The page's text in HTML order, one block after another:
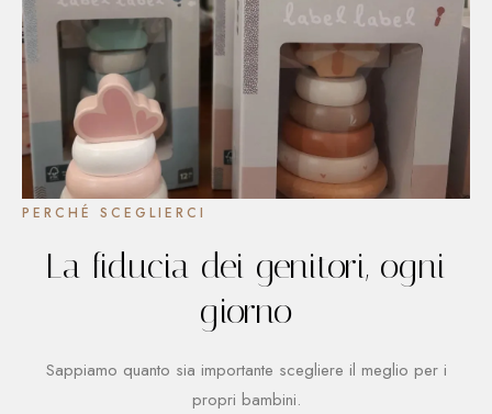
PERCHÉ SCEGLIERCI
La fiducia dei genitori, ogni
giorno
Sappiamo quanto sia importante scegliere il meglio per i
propri bambini.